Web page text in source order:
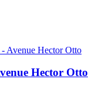
Hector Otto